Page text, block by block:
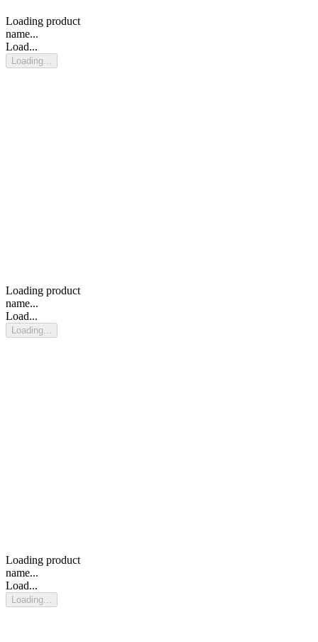
Loading product
name...
Load...
Loading...
Loading product
name...
Load...
Loading...
Loading product
name...
Load...
Loading...